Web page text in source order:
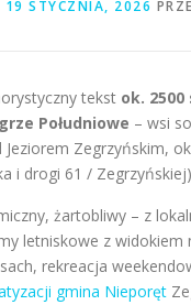
19 STYCZNIA, 2026
tekst ok. 2500
Południowe – wsi
Zegrzyńskim,
i drogi 61 /
żartobliwy – z
letniskowe z widokiem
rekreacja
gmina Nieporęt